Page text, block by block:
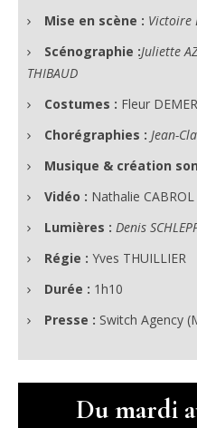
Mise en scène : Victoire
Scénographie :Juliette
THIBAUD
Costumes : Fleur
Chorégraphies : Jean-
Musique & création
Vidéo : Nathalie CABROL
Lumières : Denis
Régie : Yves THUILLIER
Durée : 1h10
Presse : Switch Agency
Du mardi